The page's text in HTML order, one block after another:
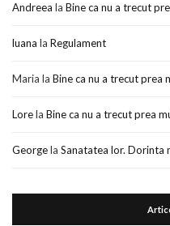
Andreea la Bine ca nu a trecut
luana la Regulament
Maria la Bine ca nu a trecut prea
Lorela Bine ca nu a trecut prea
Georgela Sanatatea lor. Dorinta